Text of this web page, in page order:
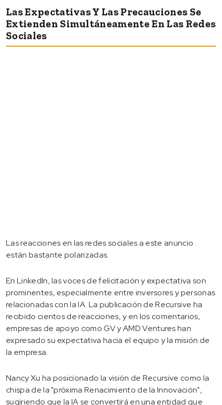
Las Expectativas Y Las Precauciones Se
Extienden Simultáneamente En Las Redes
Sociales
Las reacciones en las redes sociales a este anuncio
están bastante polarizadas.
En LinkedIn, las voces de felicitación y expectativa son
prominentes, especialmente entre inversores y personas
relacionadas con la IA. La publicación de Recursive ha
recibido cientos de reacciones, y en los comentarios,
empresas de apoyo como GV y AMD Ventures han
expresado su expectativa hacia el equipo y la misión de
la empresa.
Nancy Xu ha posicionado la visión de Recursive como la
chispa de la "próxima Renacimiento de la Innovación",
sugiriendo que la IA se convertirá en una entidad que